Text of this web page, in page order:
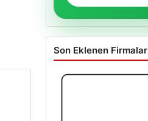
Son Eklenen Firmalar